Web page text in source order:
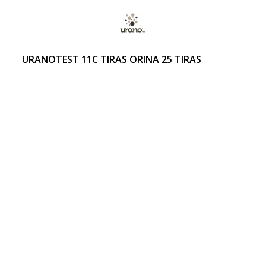
URANOTEST 11C TIRAS ORINA 25 TIRAS